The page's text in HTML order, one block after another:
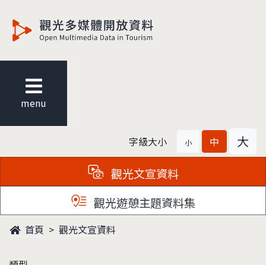
menu
字級大小 小 中 大
觀光文宣資料
觀光遊憩主題資料集
首頁 觀光文宣資料